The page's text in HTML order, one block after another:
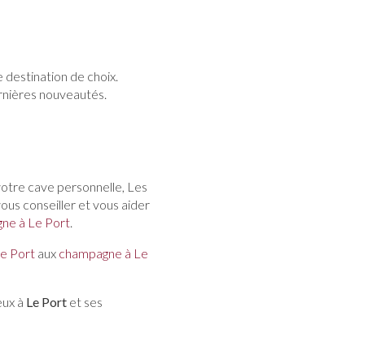
destination de choix.
nouveautés.
cave personnelle, Les
conseiller et vous aider
à Le Port.
Port aux champagne à Le
à Le Port et ses